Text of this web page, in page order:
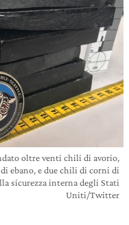
oltre venti chili di avorio,
ebano, e due chili di corni di
sicurezza interna degli Stati
Uniti/Twitter